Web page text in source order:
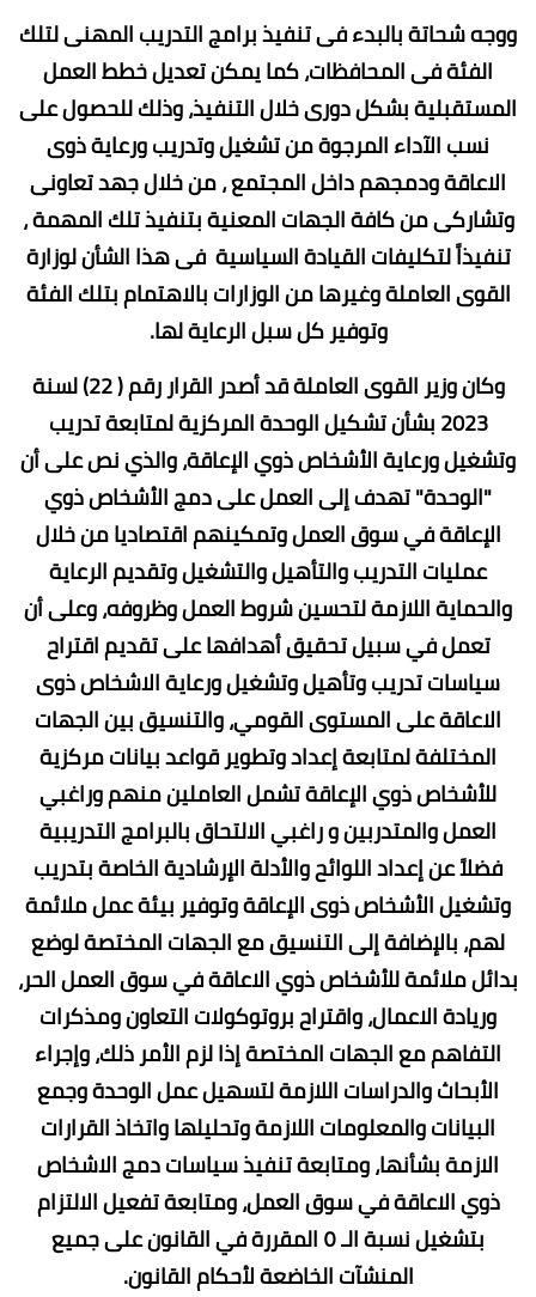
ووجه شحاتة بالبدء فى تنفيذ برامج التدريب المهنى لتلك
الفئة فى المحافظات، كما يمكن تعديل خطط العمل
المستقبلية بشكل دورى خلال التنفيذ، وذلك للحصول على
نسب الآداء المرجوة من تشغيل وتدريب ورعاية ذوى
الاعاقة ودمجهم داخل المجتمع ، من خلال جهد تعاونى
وتشاركى من كافة الجهات المعنية بتنفيذ تلك المهمة ،
تنفيذاً لتكليفات القيادة السياسية فى هذا الشأن لوزارة
القوى العاملة وغيرها من الوزارات بالاهتمام بتلك الفئة
وتوفير كل سبل الرعاية لها.
وكان وزير القوى العاملة قد أصدر القرار رقم ( 22) لسنة
2023 بشأن تشكيل الوحدة المركزية لمتابعة تدريب
وتشغيل ورعاية الأشخاص ذوي الإعاقة، والذي نص على أن
"الوحدة" تهدف إلى العمل على دمج الأشخاص ذوي
الإعاقة في سوق العمل وتمكينهم اقتصاديا من خلال
عمليات التدريب والتأهيل والتشغيل وتقديم الرعاية
والحماية اللازمة لتحسين شروط العمل وظروفه، وعلى أن
تعمل في سبيل تحقيق أهدافها على تقديم اقتراح
سياسات تدريب وتأهيل وتشغيل ورعاية الاشخاص ذوى
الاعاقة على المستوى القومي، والتنسيق بين الجهات
المختلفة لمتابعة إعداد وتطوير قواعد بيانات مركزية
للأشخاص ذوي الإعاقة تشمل العاملين منهم وراغبي
العمل والمتدربين و راغبي الالتحاق بالبرامج التدريبية
فضلاً عن إعداد اللوائح والأدلة الإرشادية الخاصة بتدريب
وتشغيل الأشخاص ذوى الإعاقة وتوفير بيئة عمل ملائمة
لهم، بالإضافة إلى التنسيق مع الجهات المختصة لوضع
بدائل ملائمة للأشخاص ذوي الاعاقة في سوق العمل الحر،
وريادة الاعمال، واقتراح بروتوكولات التعاون ومذكرات
التفاهم مع الجهات المختصة إذا لزم الأمر ذلك، وإجراء
الأبحاث والدراسات اللازمة لتسهيل عمل الوحدة وجمع
البيانات والمعلومات اللازمة وتحليلها واتخاذ القرارات
الازمة بشأنها، ومتابعة تنفيذ سياسات دمج الاشخاص
ذوي الاعاقة في سوق العمل، ومتابعة تفعيل الالتزام
بتشغيل نسبة الـ ٥ المقررة في القانون على جميع
المنشآت الخاضعة لأحكام القانون.